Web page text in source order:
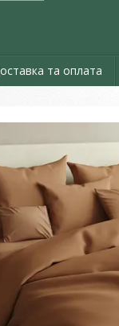
та оплата